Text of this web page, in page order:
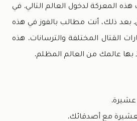
المعركة لدخول العالم التالي. في
بعد ذلك، أنت مطالب بالفوز في هذه
القتال المختلفة والترسانات. هذه
بها عالمك من العالم المظلم.
عشيرة.
مع أصدقائك.